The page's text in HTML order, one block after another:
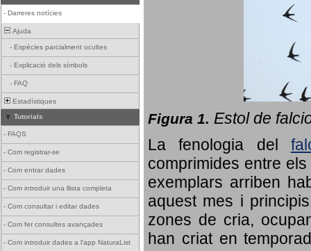
- Darreres notícies
Ajuda
- Espècies parcialment ocultes
- Explicació dels símbols
- FAQ
Estadístiques
Tutorials
- FAQS
- Com registrar-se
- Com entrar dades
- Com introduir una llista completa
- Com consultar i editar dades
- Com fer consultes avançades
- Com introduir dades a l'app NaturaList
Figura 1. Estol de
La fenologia del
comprimides entre
exemplars arriben
aquest mes i
zones de cria,
han criat en